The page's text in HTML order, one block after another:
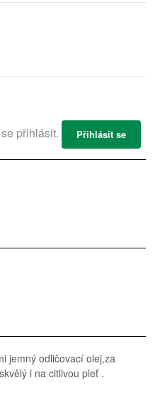
přihlásit. Přihlásit se
jemný odličovací olej,za
i na citlivou pleť .